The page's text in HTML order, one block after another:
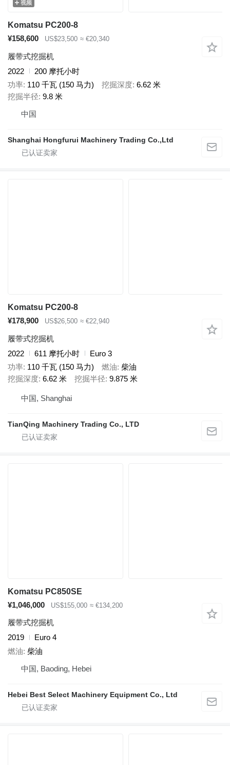
视频
Komatsu PC200-8
¥158,600
US$23,500 ≈ €20,340
履带式挖掘机
2022
200 摩托小时
功率 110 千瓦 (150 马力) 挖掘深度 6.62 米
挖掘半径 9.8 米
中国
Shanghai Hongfurui Machinery Trading Co.,Ltd
Komatsu PC200-8
¥178,900
US$26,500 ≈ €22,940
履带式挖掘机
2022
611 摩托小时
Euro 3
功率 110 千瓦 (150 马力) 燃油 柴油
挖掘深度 6.62 米 挖掘半径 9.875 米
中国, Shanghai
TianQing Machinery Trading Co., LTD
Komatsu PC850SE
¥1,046,000
US$155,000 ≈ €134,200
履带式挖掘机
2019
Euro 4
燃油 柴油
中国, Baoding, Hebei
Hebei Best Select Machinery Equipment Co., Ltd